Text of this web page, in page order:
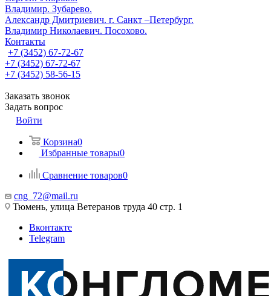
Владимир. Зубарево.
Александр Дмитриевич. г. Санкт –Петербург.
Владимир Николаевич. Посохово.
Контакты
+7 (3452) 67-72-67
+7 (3452) 67-72-67
+7 (3452) 58-56-15
Заказать звонок
Задать вопрос
Войти
Корзина0
Избранные товары0
Сравнение товаров0
cng_72@mail.ru
Тюмень, улица Ветеранов труда 40 стр. 1
Вконтакте
Telegram